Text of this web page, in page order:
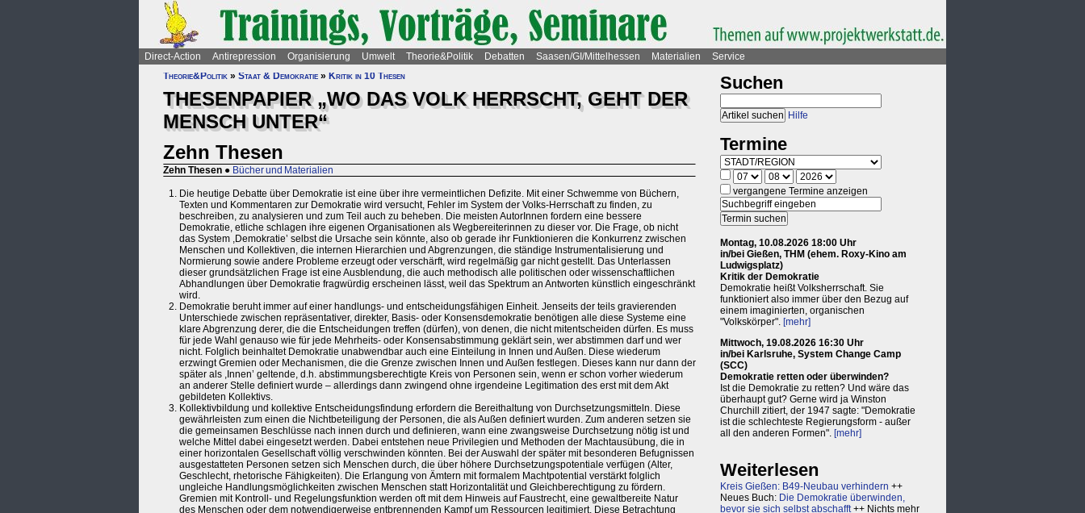
Direct-Action Antirepression Organisierung Umwelt Theorie&Politik Debatten Saasen/GI/Mittelhessen Materialien
Service
Theorie&Politik » Staat & Demokratie » Kritik in 10 Thesen
THESENPAPIER „WO DAS VOLK HERRSCHT, GEHT DER
MENSCH UNTER“
Zehn Thesen
Zehn Thesen ● Bücher und Materialien
Die heutige Debatte über Demokratie ist eine über ihre vermeintlichen Defizite. Mit einer Schwemme von Büchern,
Texten und Kommentaren zur Demokratie wird versucht, Fehler im System der Volks-Herrschaft zu finden, zu
beschreiben, zu analysieren und zum Teil auch zu beheben. Die meisten AutorInnen fordern eine bessere
Demokratie, etliche schlagen ihre eigenen Organisationen als Wegbereiterinnen zu dieser vor. Die Frage, ob nicht
das System ,Demokratie’ selbst die Ursache sein könnte, also ob gerade ihr Funktionieren die Konkurrenz zwischen
Menschen und Kollektiven, die internen Hierarchien und Abgrenzungen, die ständige Instrumentalisierung und
Normierung sowie andere Probleme erzeugt oder verschärft, wird regelmäßig gar nicht gestellt. Das Unterlassen
dieser grundsätzlichen Frage ist eine Ausblendung, die auch methodisch alle politischen oder wissenschaftlichen
Abhandlungen über Demokratie fragwürdig erscheinen lässt, weil das Spektrum an Antworten künstlich eingeschränkt
wird.
Demokratie beruht immer auf einer handlungs- und entscheidungsfähigen Einheit. Jenseits der teils gravierenden
Unterschiede zwischen repräsentativer, direkter, Basis- oder Konsensdemokratie benötigen alle diese Systeme eine
klare Abgrenzung derer, die die Entscheidungen treffen (dürfen), von denen, die nicht mitentscheiden dürfen. Es muss
für jede Wahl genauso wie für jede Mehrheits- oder Konsensabstimmung geklärt sein, wer abstimmen darf und wer
nicht. Folglich beinhaltet Demokratie unabwendbar auch eine Einteilung in Innen und Außen. Diese wiederum
erzwingt Gremien oder Mechanismen, die die Grenze zwischen Innen und Außen festlegen. Dieses kann nur dann der
später als ,Innen’ geltende, d.h. abstimmungsberechtigte Kreis von Personen sein, wenn er schon vorher wiederum
an anderer Stelle definiert wurde – allerdings dann zwingend ohne irgendeine Legitimation des erst mit dem Akt
gebildeten Kollektivs.
Kollektivbildung und kollektive Entscheidungsfindung erfordern die Bereithaltung von Durchsetzungsmitteln. Diese
gewährleisten zum einen die Nichtbeteiligung der Personen, die als Außen definiert wurden. Zum anderen setzen sie
die gemeinsamen Beschlüsse nach innen durch und definieren, wann eine zwangsweise Durchsetzung nötig ist und
welche Mittel dabei eingesetzt werden. Dabei entstehen neue Privilegien und Methoden der Machtausübung, die in
einer horizontalen Gesellschaft völlig verschwinden könnten. Bei der Auswahl der später mit besonderen Befugnissen
ausgestatteten Personen setzen sich Menschen durch, die über höhere Durchsetzungspotentiale verfügen (Alter,
Geschlecht, rhetorische Fähigkeiten). Die Erlangung von Ämtern mit formalem Machtpotential verstärkt folglich
ungleiche Handlungsmöglichkeiten zwischen Menschen statt Horizontalität und Gleichberechtigung zu fördern.
Gremien mit Kontroll- und Regelungsfunktion werden oft mit dem Hinweis auf Faustrecht, eine gewaltbereite Natur
des Menschen oder dem notwendigerweise entbrennenden Kampf um Ressourcen legitimiert. Diese Betrachtung
Suchen
Hilfe
Termine
vergangene Termine anzeigen
Montag, 10.08.2026 18:00 Uhr
in/bei Gießen, THM (ehem. Roxy-Kino am
Ludwigsplatz)
Kritik der Demokratie
Demokratie heißt Volksherrschaft. Sie
funktioniert also immer über den Bezug auf
einem imaginierten, organischen
"Volkskörper". [mehr]
Mittwoch, 19.08.2026 16:30 Uhr
in/bei Karlsruhe, System Change Camp
(SCC)
Demokratie retten oder überwinden?
Ist die Demokratie zu retten? Und wäre das
überhaupt gut? Gerne wird ja Winston
Churchill zitiert, der 1947 sagte: "Demokratie
ist die schlechteste Regierungsform - außer
all den anderen Formen". [mehr]
Weiterlesen
Kreis Gießen: B49-Neubau verhindern ++
Neues Buch: Die Demokratie überwinden,
bevor sie sich selbst abschafft++ Nichts mehr